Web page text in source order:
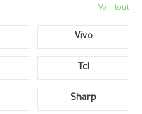
Voir tout
Vivo
Tcl
Sharp